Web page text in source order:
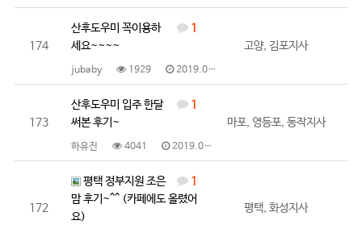
174
1
산후도우미 꼭이용하
세요~~~~
jubaby 1929 2019.05.21
고양, 김포지사
173
1
산후도우미 입주 한달
써본 후기~
하유진 4041 2019.05.20
마포, 영등포, 동작지사
172
1
평택 정부지원 조은
맘 후기~^^ (카페에도 올렸어
요)
평택, 화성지사